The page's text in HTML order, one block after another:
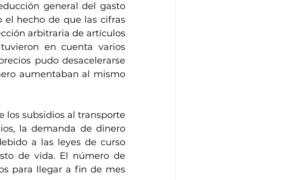
general del gasto
el hecho de que las cifras
arbitraria de artículos
en cuenta varios
pudo desacelerarse
aumentaban al mismo
los subsidios al transporte
la demanda de dinero
a las leyes de curso
de vida. El número de